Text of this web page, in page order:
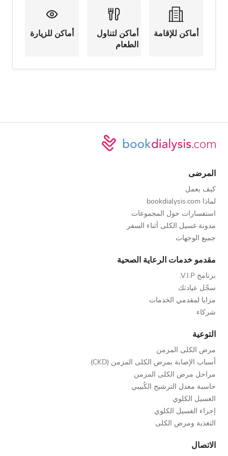
أماكن للإقامة
أماكن لتناول
الطعام
أماكن للزيارة
المرضى
كيف يعمل
لماذا bookdialysis.com
استفسارات حول المجموعات
مدونة غسيل الكلى أثناء السفر
جميع الوجهات
مقدمو خدمات الرعاية الصحية
برنامج V.I.P.
سجّل عيادتك
مزايا لمقدمي الخدمات
شركاء
التوعية
مرض الكلى المزمن
أسباب الإصابة بمرض الكلى المزمن (CKD)
مراحل مرض الكلى المزمن
حاسبة معدل الترشيح الكُبيبي
الغسيل الكلوي
إجراء الغسيل الكلوي
التغذية ومرض الكلى
الاتصال